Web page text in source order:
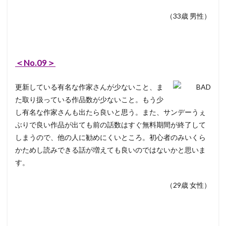
（33歳 男性）
＜No.09＞
更新している有名な作家さんが少ないこと、ま
た取り扱っている作品数が少ないこと。もう少
し有名な作家さんも出たら良いと思う。また、サンデーうぇ
ぶりで良い作品が出ても前の話数はすぐ無料期間が終了して
しまうので、他の人に勧めにくいところ。初心者のみいくら
かためし読みできる話が増えても良いのではないかと思いま
す。
（29歳 女性）